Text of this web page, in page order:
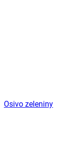
Osivo zeleniny